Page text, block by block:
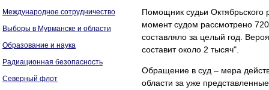
Международное сотрудничество
Выборы в Мурманске и области
Образование и наука
Радиационная безопасность
Северный флот
Помощник судьи
момент судом рассмотрено
составляло за целый год.
составит около 2 тысяч".
Обращение в суд – мера
области за уже